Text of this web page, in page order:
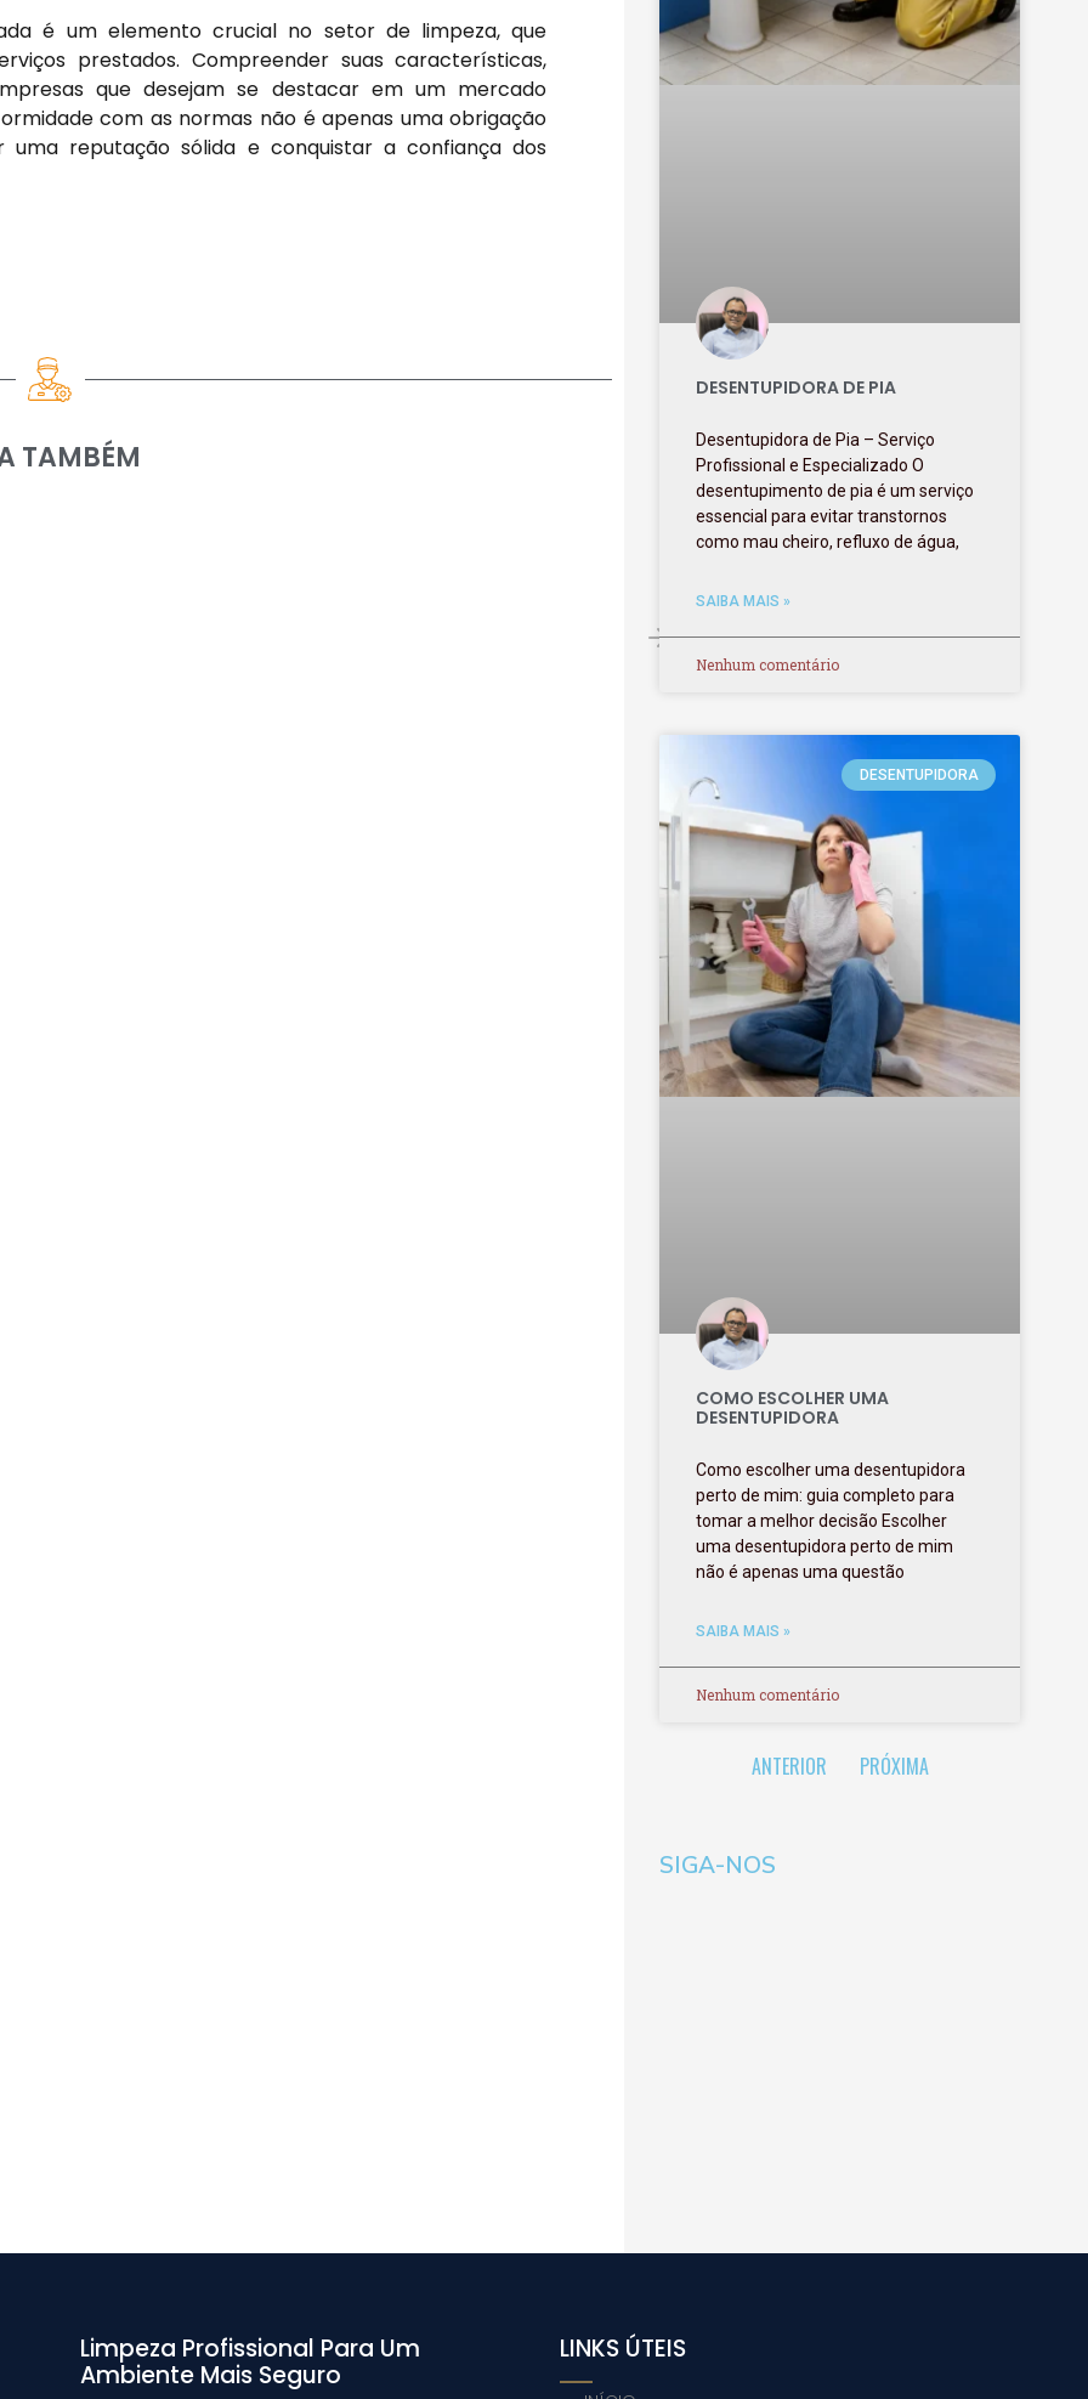
é um elemento crucial no setor de limpeza, que
prestados. Compreender suas características,
que desejam se destacar em um mercado
com as normas não é apenas uma obrigação
reputação sólida e conquistar a confiança dos
TAMBÉM
DESENTUPIDORA DE PIA
Desentupidora de Pia – Serviço
Profissional e Especializado O
desentupimento de pia é um serviço
essencial para evitar transtornos
como mau cheiro, refluxo de água,
SAIBA MAIS »
Nenhum comentário
DESENTUPIDORA
COMO ESCOLHER UMA
DESENTUPIDORA
Como escolher uma desentupidora
perto de mim: guia completo para
tomar a melhor decisão Escolher
uma desentupidora perto de mim
não é apenas uma questão
SAIBA MAIS »
Nenhum comentário
ANTERIOR PRÓXIMA
SIGA-NOS
Limpeza Profissional Para Um
Ambiente Mais Seguro
LINKS ÚTEIS